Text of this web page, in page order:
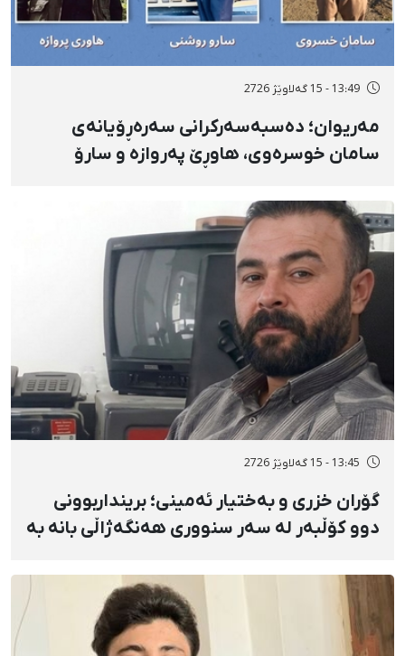
13:49 - 15 گەلاوێژ 2726
مەریوان؛ دەسبەسەرکرانی سەرەڕۆیانەی
سامان خوسرەوی، هاوڕێ پەروازە و سارۆ
گواستنەوەیان بۆ شوێنێکی نادیار
13:45 - 15 گەلاوێژ 2726
گۆران خزری و بەختیار ئەمینی؛ برینداربوونی
دوو کۆڵبەر لە سەر سنووری هەنگەژاڵی بانه بە
تەقینەوەی مین